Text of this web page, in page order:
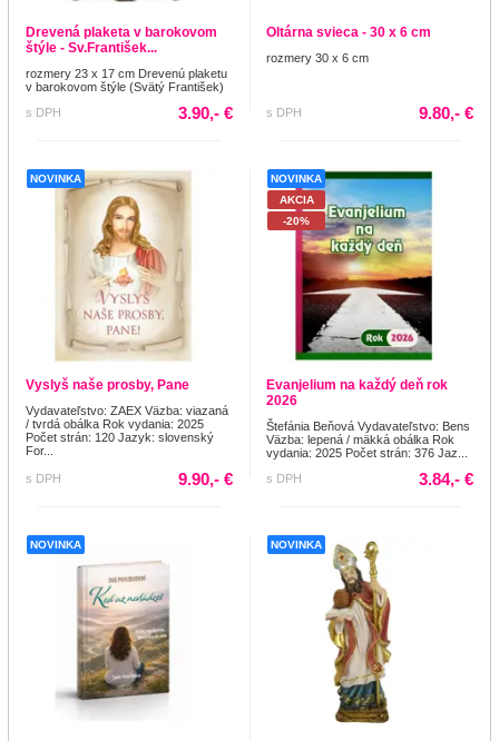
Drevená plaketa v barokovom
štýle - Sv.František...
rozmery 23 x 17 cm Drevenú plaketu
v barokovom štýle (Svätý František)
s DPH
3.90,- €
Oltárna svieca - 30 x 6 cm
rozmery 30 x 6 cm
s DPH 9.80,- €
NOVINKA
Vyslyš naše prosby, Pane
Vydavateľstvo: ZAEX Väzba: viazaná
/ tvrdá obálka Rok vydania: 2025
Počet strán: 120 Jazyk: slovenský
For...
s DPH 9.90,- €
NOVINKA
AKCIA
-20%
Evanjelium na každý deň rok
2026
Štefánia Beňová Vydavateľstvo: Bens
Väzba: lepená / mäkká obálka Rok
vydania: 2025 Počet strán: 376 Jaz...
s DPH
3.84,- €
NOVINKA NOVINKA